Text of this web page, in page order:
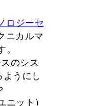
ロジーセ
ニカルマ
のシス
うにし
ニット）